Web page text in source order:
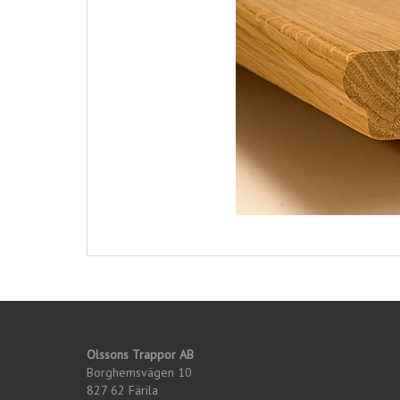
Olssons Trappor AB
Borghemsvägen 10
827 62 Färila